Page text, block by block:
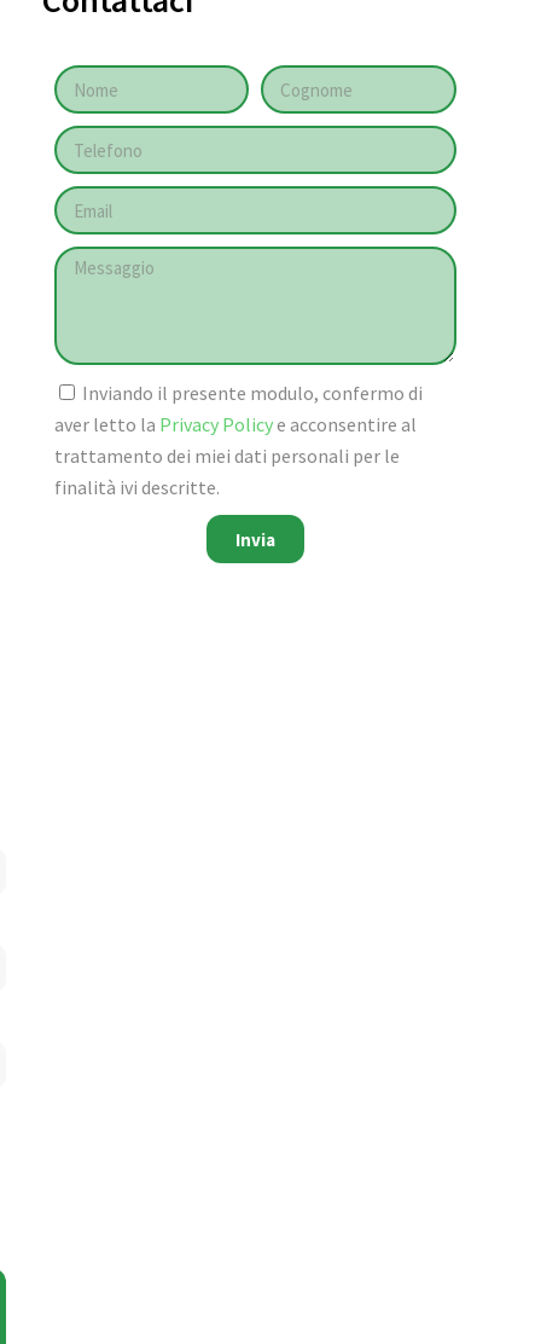
Inviando il presente modulo, confermo di
aver letto la Privacy Policye acconsentire al
trattamento dei miei dati personali per le
finalità ivi descritte.
Invia